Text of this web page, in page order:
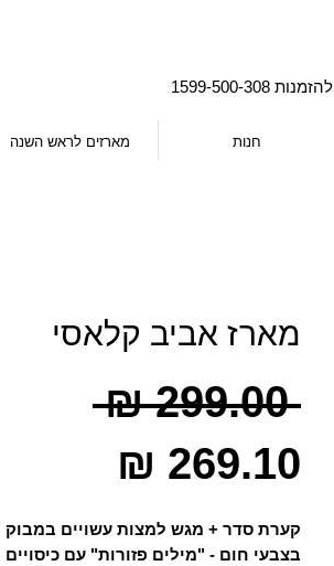
להזמנות 1599-500-308
מארזים לראש השנה חנות
מארז אביב קלאסי
‏299.00 ‏₪
מחיר
מבצע
קערת סדר + מגש למצות עשויים במבוק
בצבעי חום - "מילים פזורות" עם כיסויים